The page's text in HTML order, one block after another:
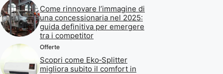
Come rinnovare l’immagine di
una concessionaria nel 2025:
guida definitiva per emergere
tra i competitor
Offerte
Scopri come Eko‑Splitter
migliora subito il comfort in